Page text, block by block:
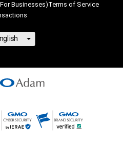
Businesses)Terms of Service